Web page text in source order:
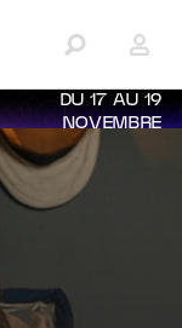
DU 17 AU 19
NOVEMBRE